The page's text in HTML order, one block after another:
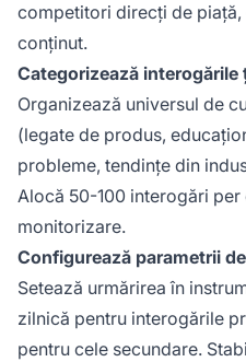
competitori direcți de
conținut.
Categorizează interogările
Organizează universul de
(legate de produs,
probleme, tendințe din
Alocă 50-100 interogări
monitorizare.
Configurează parametrii
Setează urmărirea în
zilnică pentru interogările
pentru cele secundare.